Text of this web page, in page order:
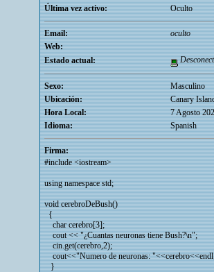
Última vez activo:
Oculto
Email:
oculto
Web:
Estado actual:
Sexo:
Masculino
Ubicación:
Canary
Hora Local:
7 Agosto
Idioma:
Spanish
Firma:
#include <iostream>
using namespace std;
void cerebroDeBush()
{
char cerebro[3];
cout << "¿Cuantas neuronas tiene Bush?\n";
cin.get(cerebro,2);
cout<<"Numero de neuronas:
}